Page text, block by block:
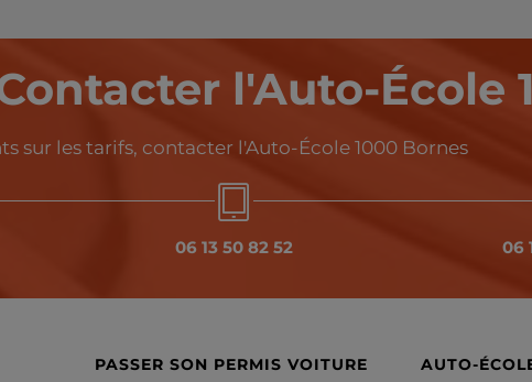
l'Auto-École
sur les tarifs, contacter l'Auto-École 1000 Bornes
06 13 50 82 52 06
PASSER SON PERMIS VOITURE AUTO-